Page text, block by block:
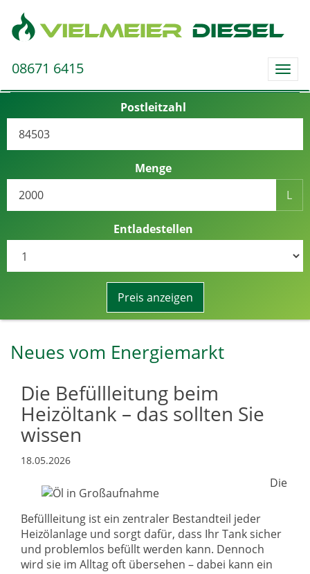
08671 6415
Postleitzahl
Menge
L
Entladestellen
Preis anzeigen
Neues vom Energiemarkt
Die Befüllleitung beim
Heizöltank – das sollten Sie
wissen
18.05.2026
Die
Befüllleitung ist ein zentraler Bestandteil jeder
Heizölanlage und sorgt dafür, dass Ihr Tank sicher
und problemlos befüllt werden kann. Dennoch
wird sie im Alltag oft übersehen – dabei kann ein